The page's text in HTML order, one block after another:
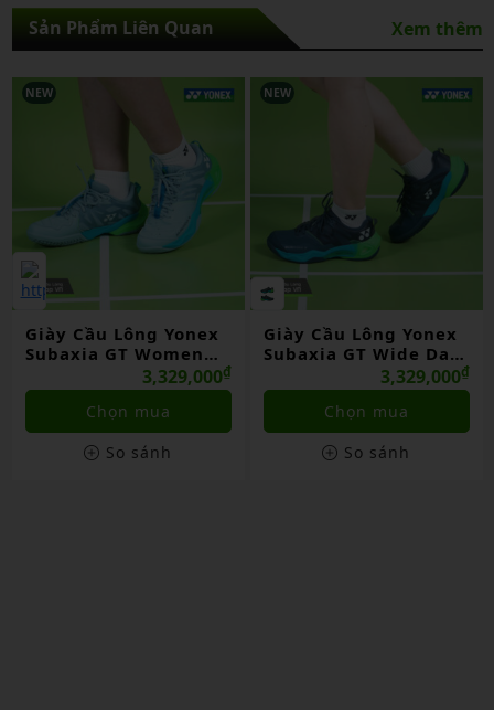
Sản Phẩm Liên Quan Xem thêm
NEW
Giày Cầu Lông Yonex
Subaxia GT Women
Grayish Green Chính
Hãng
3,329,000₫
Chọn mua
So sánh
NEW
Giày Cầu Lông Yonex
Subaxia GT Wide Dark
Green Chính Hãng
3,329,000₫
Chọn mua
So sánh